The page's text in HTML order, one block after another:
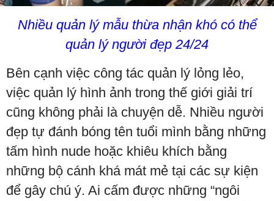
Nhiều quản lý mẫu thừa nhận khó có thể
quản lý người đẹp 24/24
Bên cạnh việc công tác quản lý lỏng lẻo,
việc quản lý hình ảnh trong thế giới giải trí
cũng không phải là chuyện dễ. Nhiều người
đẹp tự đánh bóng tên tuổi mình bằng những
tấm hình nude hoặc khiêu khích bằng
những bộ cánh khá mát mẻ tại các sự kiện
để gây chú ý. Ai cấm được những “ngôi